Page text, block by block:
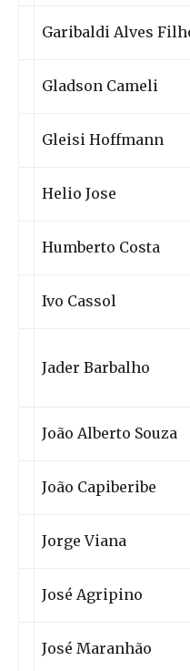
Garibaldi Alves
Gladson Cameli
Gleisi Hoffmann
Helio Jose
Humberto Costa
Ivo Cassol
Jader Barbalho
João Alberto Souza
João Capiberibe
Jorge Viana
José Agripino
José Maranhão